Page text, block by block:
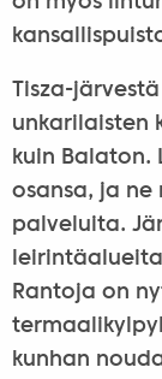
Tisza-
unkarilaisten
kuin Balaton.
osansa, ja
palveluita.
Rantoja on
kunhan